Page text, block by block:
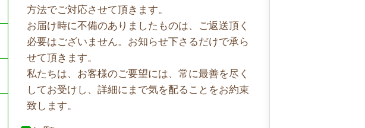
方法でご対応させて頂きます。
お届け時に不備のありましたものは、ご返送頂く
必要はございません。お知らせ下さるだけで承ら
せて頂きます。
私たちは、お客様のご要望には、常に最善を尽く
してお受けし、詳細にまで気を配ることをお約束
致します。